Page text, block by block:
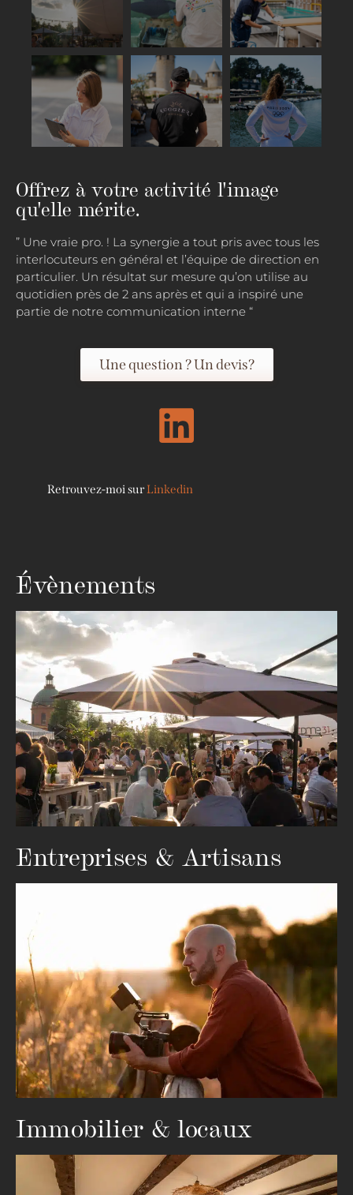
Offrez à votre activité l'image
qu'elle mérite.
” Une vraie pro. ! La synergie a tout pris avec tous les
interlocuteurs en général et l’équipe de direction en
particulier. Un résultat sur mesure qu’on utilise au
quotidien près de 2 ans après et qui a inspiré une
partie de notre communication interne “
Une question ? Un devis?
Retrouvez-moi surLinkedin
Évènements
Entreprises & Artisans
Immobilier & locaux